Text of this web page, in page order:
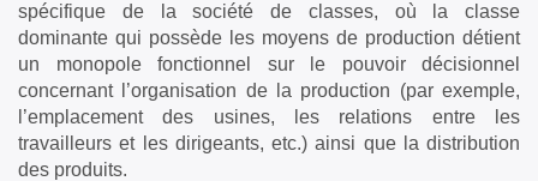
spécifique de la société de classes, où la classe
dominante qui possède les moyens de production détient
un monopole fonctionnel sur le pouvoir décisionnel
concernant l’organisation de la production (par exemple,
l’emplacement des usines, les relations entre les
travailleurs et les dirigeants, etc.) ainsi que la distribution
des produits.